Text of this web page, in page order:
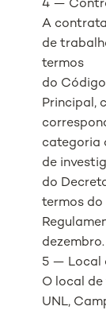
4 —
A
de
termos
do
Principal,
categoria
de
do
termos do
dezembro.
5 — Local
O local
UNL,